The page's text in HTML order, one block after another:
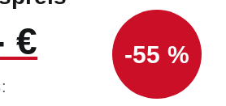
-55 %